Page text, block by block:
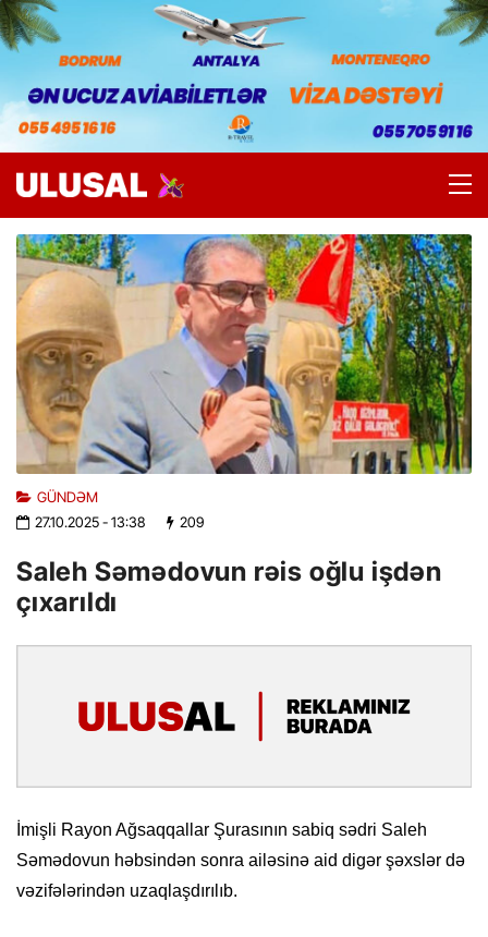
GÜNDƏM
27.10.2025- 13:38 209
Saleh Səmədovun rəis oğlu işdən
çıxarıldı
İmişli Rayon Ağsaqqallar Şurasının sabiq sədri Saleh
Səmədovun həbsindən sonra ailəsinə aid digər şəxslər də
vəzifələrindən uzaqlaşdırılıb.